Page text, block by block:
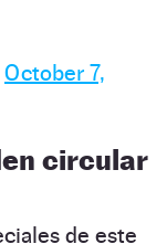
October 7,
circular
de este